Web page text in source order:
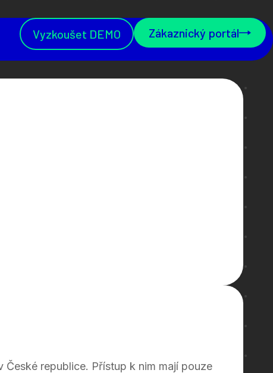
Vyzkoušet DEMO Zákaznický portál
České republice. Přístup k nim mají pouze